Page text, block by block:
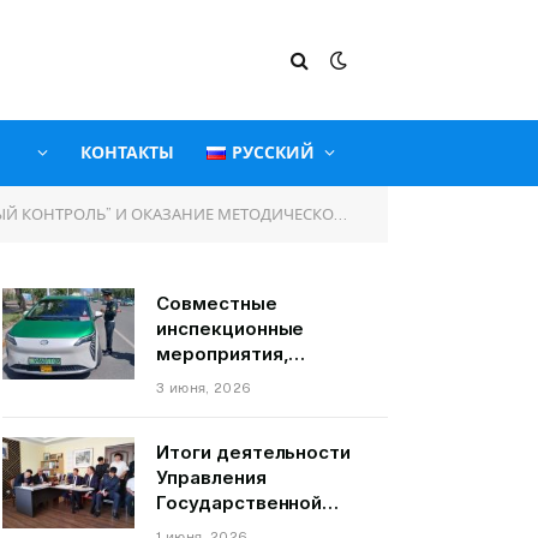
КОНТАКТЫ РУССКИЙ
И ОКАЗАНИЕ МЕТОДИЧЕСКОЙ ПОМОЩИ
Совместные
инспекционные
мероприятия,
связанные с
средствами на
территории города
Душанбе
3 июня, 2026
Итоги деятельности
Управления
Государственной
службы по надзору и